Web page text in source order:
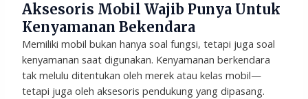
Aksesoris Mobil Wajib Punya Untuk
Kenyamanan Bekendara
Memiliki mobil bukan hanya soal fungsi, tetapi juga soal
kenyamanan saat digunakan. Kenyamanan berkendara
tak melulu ditentukan oleh merek atau kelas mobil—
tetapi juga oleh aksesoris pendukung yang dipasang.